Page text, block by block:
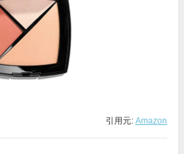
引用元: Amazon